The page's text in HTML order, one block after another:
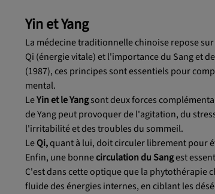
Yin et Yang
La médecine traditionnelle chinoise repose
Qi (énergie vitale) et l'importance du Sang et
(1987), ces principes sont essentiels pour
mental.
LeYin et le Yangsont deux forces
de Yang peut provoquer de l'agitation, du
l'irritabilité et des troubles du sommeil.
LeQi,quant à lui, doit circuler librement pour
Enfin, une bonnecirculation du Sangest
C'est dans cette optique que la phytothérapie
fluide des énergies internes, en ciblant les